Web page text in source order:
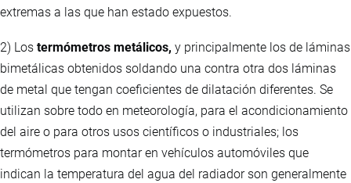
extremas a las que han estado expuestos.
2) Los termómetros metálicos, y principalmente los de láminas
bimetálicas obtenidos soldando una contra otra dos láminas
de metal que tengan coeficientes de dilatación diferentes. Se
utilizan sobre todo en meteorología, para el acondicionamiento
del aire o para otros usos científicos o industriales; los
termómetros para montar en vehículos automóviles que
indican la temperatura del agua del radiador son generalmente